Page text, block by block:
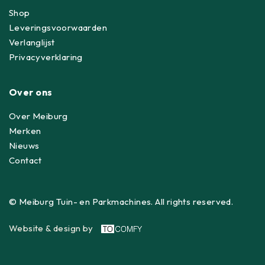
Shop
Leveringsvoorwaarden
Verlanglijst
Privacyverklaring
Over ons
Over Meiburg
Merken
Nieuws
Contact
© Meiburg Tuin- en Parkmachines. All rights reserved.
Website & design by